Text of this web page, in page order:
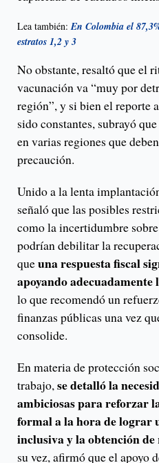
Lea también:En Colombia el
estratos 1,2 y 3
No obstante, resaltó que el
vacunación va “muy por
región”, y si bien el reporte
sido constantes, subrayó
en varias regiones que
precaución.
Unido a la lenta
señaló que las posibles
como la incertidumbre
podrían debilitar la
queuna respuesta fiscal
apoyando adecuadamente
lo que recomendó un
finanzas públicas una vez
consolide.
En materia de protección
trabajo,se detalló la
ambiciosas para reforzar
formal a la hora de lograr
inclusiva y la obtención
su vez, afirmó que el apoyo